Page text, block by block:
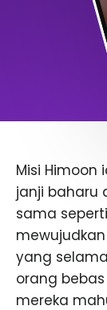
Misi
janji baharu
sama
yang
orang
mereka